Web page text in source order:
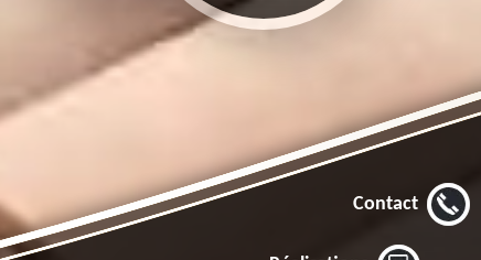
Contact